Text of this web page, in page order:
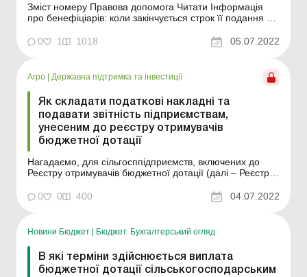
Зміст номеру Правова допомога Читати Інформація
про бенефіціарів: коли закінчується строк її подання та
власники ФГ: як визначити та подати відомості до ЄДР
0 1 1018 05.07.2022
Агро Державна підтримка та інвестиції
Як складати податкові накладні та
подавати звітність підприємствам,
унесеним до реєстру отримувачів
бюджетної дотації
Нагадаємо, для сільгосппідприємств, включених до
Реєстру отримувачів бюджетної дотації (далі – Реєстр),
податкових накладних (далі – ПН), а також заповнення
звітності з ПДВ. Але з 1 січня цього року ці правила, по
0 0 400 04.07.2022
Новини Бюджет Бюджет. Бухгалтерський огляд
В які терміни здійснюється виплата
бюджетної дотації сільськогосподарським